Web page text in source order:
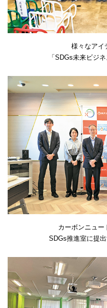
様々なアイ
「SDGs未来ビジ
カーボンニュー
SDGs推進室に提